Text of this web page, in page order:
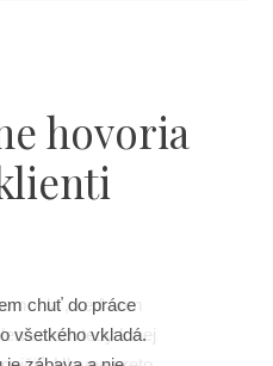
hovoria
, keď som
a odvtedy k nej
chuť do práce
všetkého vkladá.